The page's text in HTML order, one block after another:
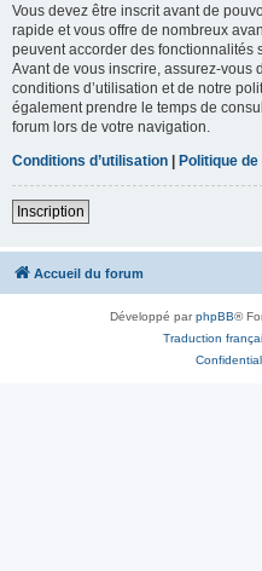
Vous devez être inscrit avant de
rapide et vous offre de nombreux
peuvent accorder des fonctionnalités
Avant de vous inscrire, assurez-vous
conditions d’utilisation et de notre
également prendre le temps de
forum lors de votre navigation.
Conditions d’utilisation | Politique
Inscription
Accueil du forum
Développé parphpBB®
Traduction